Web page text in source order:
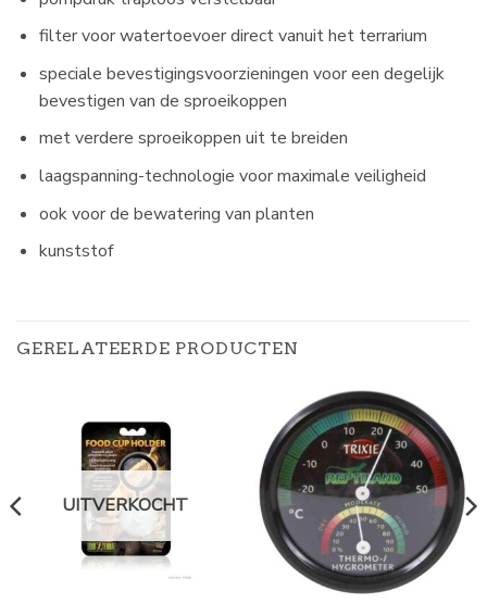
filter voor watertoevoer direct vanuit het terrarium
speciale bevestigingsvoorzieningen voor een degelijk
bevestigen van de sproeikoppen
met verdere sproeikoppen uit te breiden
laagspanning-technologie voor maximale veiligheid
ook voor de bewatering van planten
kunststof
GERELATEERDE PRODUCTEN
UITVERKOCHT